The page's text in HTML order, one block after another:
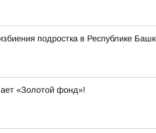
подростка в Республике
«Золотой фонд»!